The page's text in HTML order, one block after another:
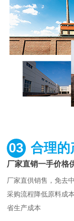
03 合理的
厂家直销一手价格
厂家直供销售，免去
采购流程降低原料成
省生产成本